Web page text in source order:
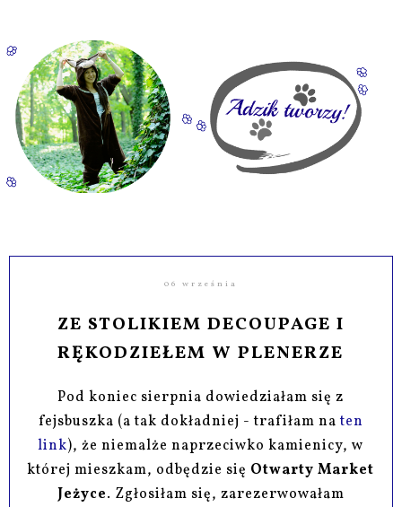
06 września
ZE STOLIKIEM DECOUPAGE I
RĘKODZIEŁEM W PLENERZE
Pod koniec sierpnia dowiedziałam się z
fejsbuszka (a tak dokładniej - trafiłam na ten
link), że niemalże naprzeciwko kamienicy, w
której mieszkam, odbędzie się Otwarty Market
Jeżyce. Zgłosiłam się, zarezerwowałam